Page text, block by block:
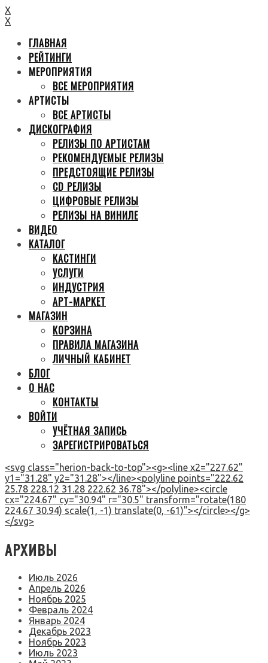
X
X
ГЛАВНАЯ
РЕЙТИНГИ
МЕРОПРИЯТИЯ
ВСЕ МЕРОПРИЯТИЯ
АРТИСТЫ
ВСЕ АРТИСТЫ
ДИСКОГРАФИЯ
РЕЛИЗЫ ПО АРТИСТАМ
РЕКОМЕНДУЕМЫЕ РЕЛИЗЫ
ПРЕДСТОЯЩИЕ РЕЛИЗЫ
CD РЕЛИЗЫ
ЦИФРОВЫЕ РЕЛИЗЫ
РЕЛИЗЫ НА ВИНИЛЕ
ВИДЕО
КАТАЛОГ
КАСТИНГИ
УСЛУГИ
ИНДУСТРИЯ
АРТ-МАРКЕТ
МАГАЗИН
КОРЗИНА
ПРАВИЛА МАГАЗИНА
ЛИЧНЫЙ КАБИНЕТ
БЛОГ
О НАС
КОНТАКТЫ
ВОЙТИ
УЧЁТНАЯ ЗАПИСЬ
ЗАРЕГИСТРИРОВАТЬСЯ
<svg class="herion-back-to-top"><g><line x2="227.62"
y1="31.28" y2="31.28"></line><polyline points="222.62
25.78 228.12 31.28 222.62 36.78"></polyline><circle
cx="224.67" cy="30.94" r="30.5" transform="rotate(180
224.67 30.94) scale(1, -1) translate(0, -61)"></circle></g>
</svg>
АРХИВЫ
Июль 2026
Апрель 2026
Ноябрь 2025
Февраль 2024
Январь 2024
Декабрь 2023
Ноябрь 2023
Июль 2023